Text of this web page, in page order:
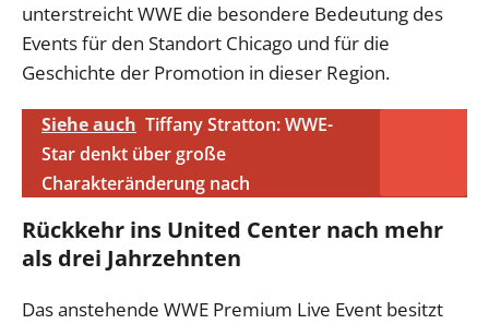
unterstreicht WWE die besondere Bedeutung des
Events für den Standort Chicago und für die
Geschichte der Promotion in dieser Region.
Siehe auch Tiffany Stratton: WWE-
Star denkt über große
Charakteränderung nach
Rückkehr ins United Center nach mehr
als drei Jahrzehnten
Das anstehende WWE Premium Live Event besitzt